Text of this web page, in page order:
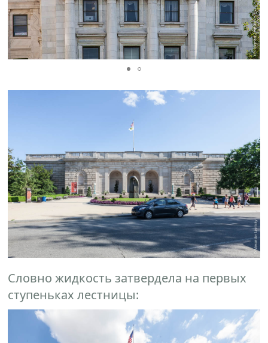
Словно жидкость затвердела на первых
ступеньках лестницы: